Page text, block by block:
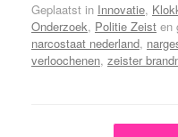
Geplaatst in Innovatie,
Onderzoek, Politie Zeist en
narcostaat nederland,
verloochenen, zeister